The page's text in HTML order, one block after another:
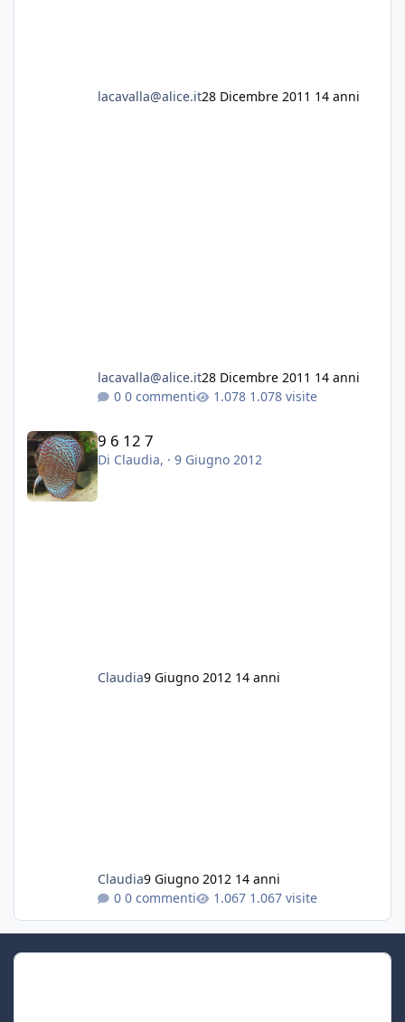
lacavalla@alice.it28 Dicembre 2011 14 anni
lacavalla@alice.it28 Dicembre 2011 14 anni
0 commenti
1.078 visite
9 6 12 7
9 6 12 7
Di Claudia, · 9 Giugno 2012
Claudia9 Giugno 2012 14 anni
Claudia9 Giugno 2012 14 anni
0 commenti
1.067 visite